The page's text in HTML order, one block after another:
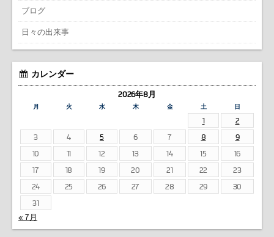
ブログ
日々の出来事
カレンダー
2026年8月
月 火 水 木 金 土 日
1
2
3
4 5 6 7 8
9
10
11 12 13 14 15
16
17
18 19 20 21 22
23
24
25 26 27 28 29
30
31
« 7月